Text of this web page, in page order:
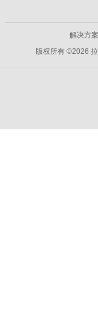
解决方案
版权所有 ©2026